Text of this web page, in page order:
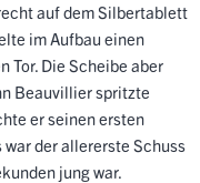
auf dem Silbertablett
im Aufbau einen
Tor. Die Scheibe aber
Beauvillier spritzte
er seinen ersten
der allererste Schuss
jung war.